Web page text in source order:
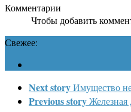
Комментарии
Чтобы добавить
Свежее:
Next storyИмущество
Previous storyЖелезная